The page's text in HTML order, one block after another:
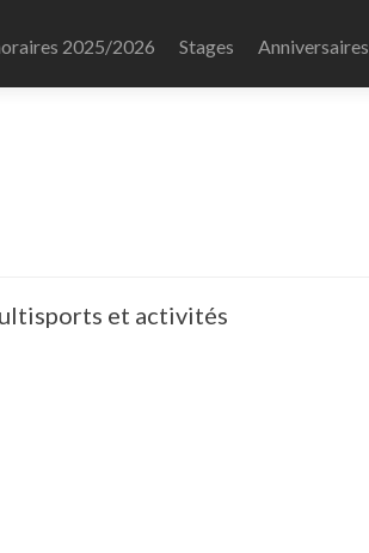
2025/2026 Stages Anniversaires
et activités